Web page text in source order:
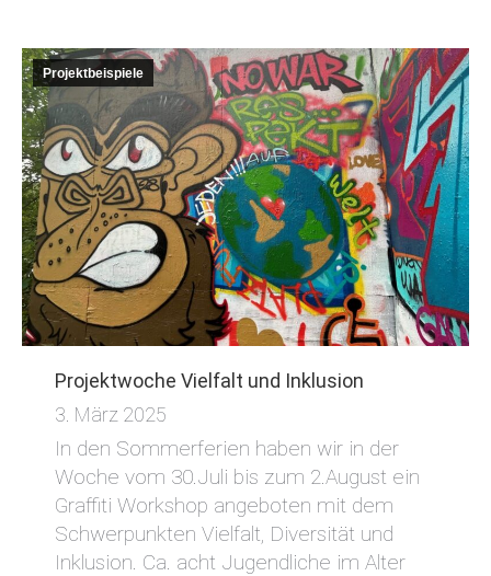
Projektbeispiele
Projektwoche Vielfalt und Inklusion
3. März 2025
In den Sommerferien haben wir in der
Woche vom 30.Juli bis zum 2.August ein
Graffiti Workshop angeboten mit dem
Schwerpunkten Vielfalt, Diversität und
Inklusion. Ca. acht Jugendliche im Alter